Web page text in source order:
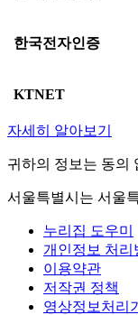
한국전자인증
KTNET
자세히 알아보기
귀하의 정보는 동의
서울특별시는 서울
누리집 도우미
개인정보 처리
이용약관
저작권 정책
영상정보처리